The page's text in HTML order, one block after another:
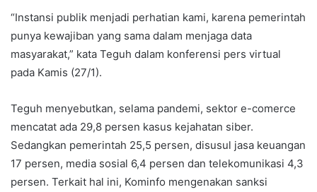
“Instansi publik menjadi perhatian kami, karena pemerintah
punya kewajiban yang sama dalam menjaga data
masyarakat,” kata Teguh dalam konferensi pers virtual
pada Kamis (27/1).
Teguh menyebutkan, selama pandemi, sektor e-comerce
mencatat ada 29,8 persen kasus kejahatan siber.
Sedangkan pemerintah 25,5 persen, disusul jasa keuangan
17 persen, media sosial 6,4 persen dan telekomunikasi 4,3
persen. Terkait hal ini, Kominfo mengenakan sanksi